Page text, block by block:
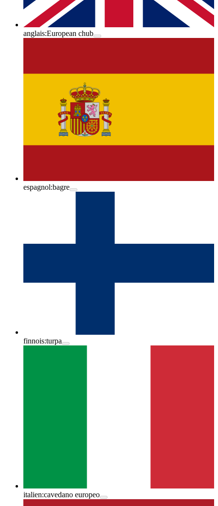
anglais:European chub
espagnol:bagre
finnois:turpa
italien:cavedano europeo